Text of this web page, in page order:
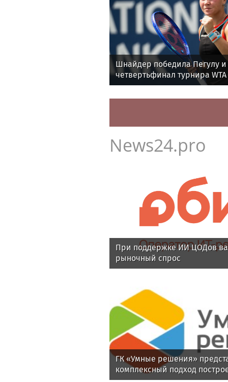
Шнайдер победила Пегулу
четвертьфинал турнира
News24.pro
При поддержке ИИ ЦОДов
рыночный спрос
ГК «Умные решения»
комплексный подход